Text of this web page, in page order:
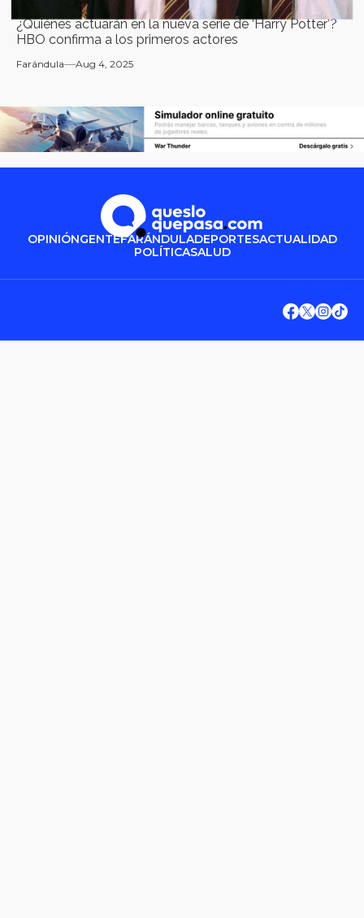
¿Quiénes actuarán en la nueva serie de ‘Harry Potter’?
HBO confirma a los primeros actores
Farándula Aug 4, 2025
OPINIÓNGENTEFARÁNDULADEPORTESACTUALIDAD
POLÍTICASALUD